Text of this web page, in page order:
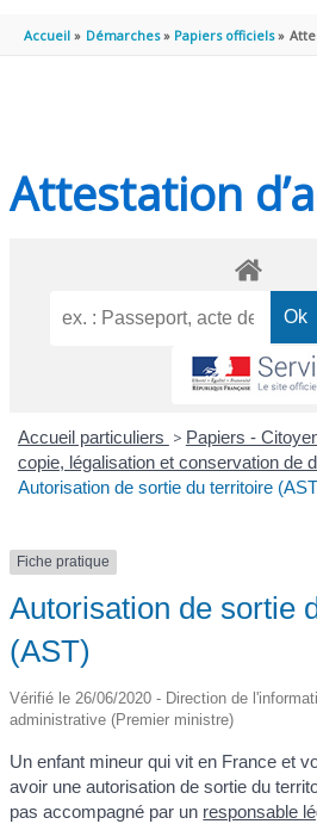
Accueil Démarches Papiers officiels
Attestation
Accueil particuliers > Papiers -
copie, légalisation et conservation de
Autorisation de sortie du territoire
Fiche pratique
Autorisation de sortie
(AST)
Vérifié le 26/06/2020 - Direction de
administrative (Premier ministre)
Un enfant mineur qui vit en France et
avoir une autorisation de sortie du
pas accompagné par un responsable